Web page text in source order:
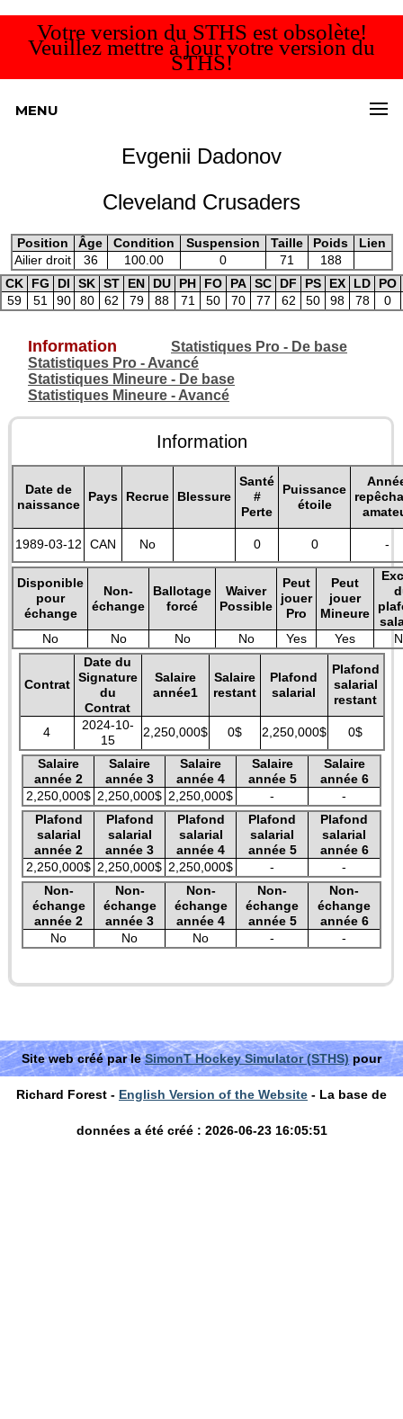
Votre version du STHS est obsolète!
Veuillez mettre à jour votre version du
STHS!
MENU
Evgenii Dadonov
Cleveland Crusaders
Position Âge Condition Suspension Taille Poids
Lien
Ailier droit
36 100.00 0 71
188
CK
FG DI SK ST EN DU PH FO PA SC DF PS EX LD
PO
59
51 90 80 62 79 88 71 50 70 77 62 50 98 78 0
Information
Statistiques Pro - De base
Statistiques Pro - Avancé
Statistiques Mineure - De base
Statistiques Mineure - Avancé
Information
Date de
naissance
Pays Recrue Blessure
Santé
#
Perte
Puissance
étoile
1989-03-12 CAN No 0 0 -
Disponible
pour
échange
Non-
échange
Ballotage
forcé
Waiver
Possible
Peut
jouer
Pro
Peut
jouer
Mineure
No
No No No Yes Yes
Contrat
Date du
Signature
du
Contrat
Salaire
année1
Salaire
restant
Plafond
salarial
Plafond
salarial
restant
4
2024-10-
15
2,250,000$ 0$ 2,250,000$ 0$
Salaire
année 2
Salaire
année 3
Salaire
année 4
Salaire
année 5
Salaire
année 6
2,250,000$ 2,250,000$ 2,250,000$ -
-
Plafond
salarial
année 2
Plafond
salarial
année 3
Plafond
salarial
année 4
Plafond
salarial
année 5
Plafond
salarial
année 6
2,250,000$ 2,250,000$ 2,250,000$ -
-
Non-
échange
année 2
Non-
échange
année 3
Non-
échange
année 4
Non-
échange
année 5
Non-
échange
année 6
No
No No - -
Site web créé par leSimonT Hockey Simulator (STHS)pour
Richard Forest - English Version of the Website - La base de
données a été créé : 2026-06-23 16:05:51